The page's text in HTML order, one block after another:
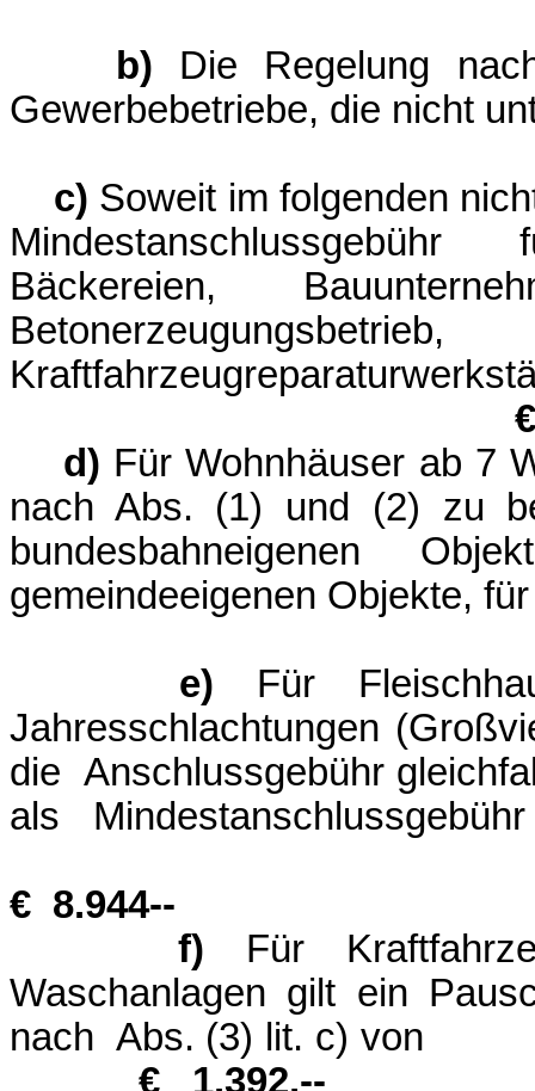
b) Die Regelung
Gewerbebetriebe, die nicht
c) Soweit im folgenden
Bäckereien,
d) Für Wohnhäuser ab 7
nach Abs. (1) und (2) zu
bundesbahneigenen
gemeindeeigenen Objekte,
e) Für
Jahresschlachtungen
die Anschlussgebühr
als
€ 8.944--
f) Für
Waschanlagen gilt ein
nach Abs.
€ 1.392,--